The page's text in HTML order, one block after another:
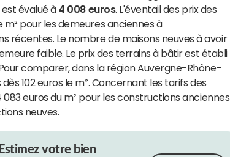
est évalué à 4 008 euros. L'éventail des prix des
m² pour les demeures anciennes à
récentes. Le nombre de maisons neuves à avoir
faible. Le prix des terrains à bâtir est établi
comparer, dans la région Auvergne-Rhône-
102 euros le m². Concernant les tarifs des
euros du m² pour les constructions anciennes
neuves.
Estimez votre bien